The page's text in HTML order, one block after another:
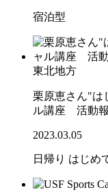
宿泊型
東北地方
栗原恵さん"は
ル講座 活動報
2023.03.05
日帰り はじめ